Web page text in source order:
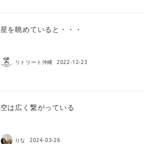
星を眺めていると・・・
リトリート沖縄 2022-12-23
空は広く繋がっている
りな 2024-03-26